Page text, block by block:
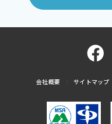
会社概要 サイトマップ